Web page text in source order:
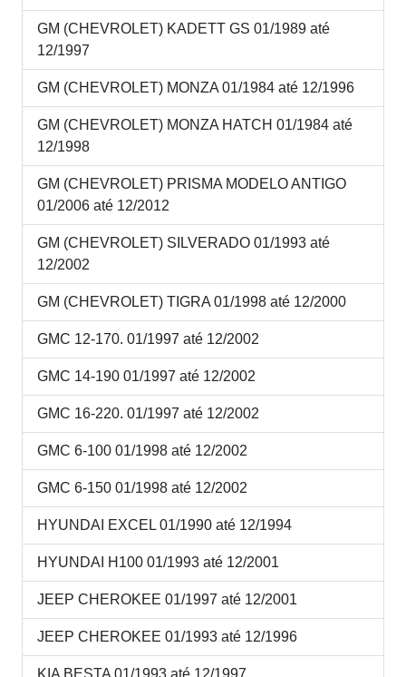
GM (CHEVROLET) KADETT GS 01/1989 até
12/1997
GM (CHEVROLET) MONZA 01/1984 até 12/1996
GM (CHEVROLET) MONZA HATCH 01/1984 até
12/1998
GM (CHEVROLET) PRISMA MODELO ANTIGO
01/2006 até 12/2012
GM (CHEVROLET) SILVERADO 01/1993 até
12/2002
GM (CHEVROLET) TIGRA 01/1998 até 12/2000
GMC 12-170. 01/1997 até 12/2002
GMC 14-190 01/1997 até 12/2002
GMC 16-220. 01/1997 até 12/2002
GMC 6-100 01/1998 até 12/2002
GMC 6-150 01/1998 até 12/2002
HYUNDAI EXCEL 01/1990 até 12/1994
HYUNDAI H100 01/1993 até 12/2001
JEEP CHEROKEE 01/1997 até 12/2001
JEEP CHEROKEE 01/1993 até 12/1996
KIA BESTA 01/1993 até 12/1997